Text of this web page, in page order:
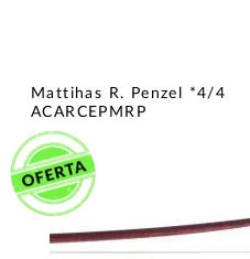
Añadir a wishlist
Mattihas R. Penzel *4/4
ACARCEPMRP